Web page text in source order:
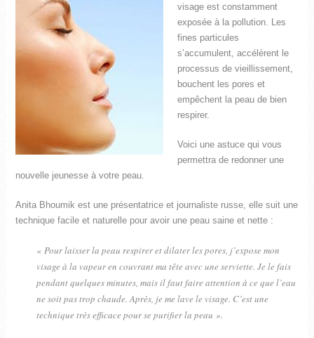
visage est constamment
exposée à la pollution. Les
fines particules
s’accumulent, accélèrent le
processus de vieillissement,
bouchent les pores et
empêchent la peau de bien
respirer.
Voici une astuce qui vous
permettra de redonner une
nouvelle jeunesse à votre peau.
Anita Bhoumik est une présentatrice et journaliste russe, elle suit une
technique facile et naturelle pour avoir une peau saine et nette :
« Pour laisser la peau respirer et dilater les pores, j’expose mon
visage à la vapeur en couvrant ma tête avec une serviette. Je le fais
pendant quelques minutes, mais il faut faire attention à ce que l’eau
ne soit pas trop chaude. Après, je me lave le visage. C’est une
technique très efficace pour se purifier la peau ».